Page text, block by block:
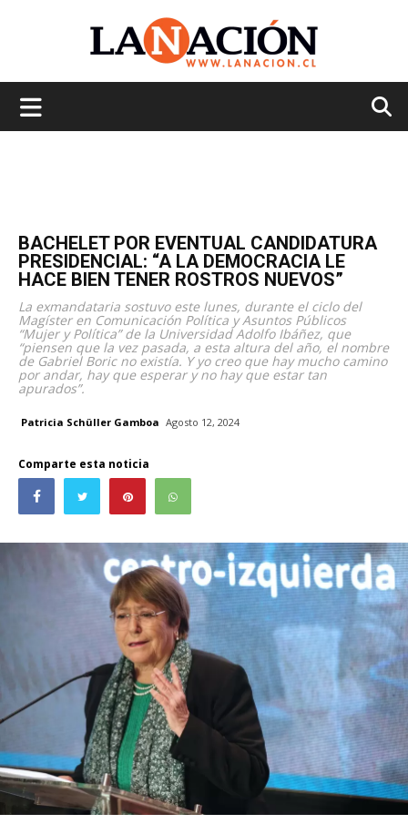
BACHELET POR EVENTUAL CANDIDATURA
PRESIDENCIAL: “A LA DEMOCRACIA LE
HACE BIEN TENER ROSTROS NUEVOS”
La exmandataria sostuvo este lunes, durante el ciclo del
Magíster en Comunicación Política y Asuntos Públicos
“Mujer y Política” de la Universidad Adolfo Ibáñez, que
“piensen que la vez pasada, a esta altura del año, el nombre
de Gabriel Boric no existía. Y yo creo que hay mucho camino
por andar, hay que esperar y no hay que estar tan
apurados”.
Patricia Schüller Gamboa Agosto 12, 2024
Comparte esta noticia